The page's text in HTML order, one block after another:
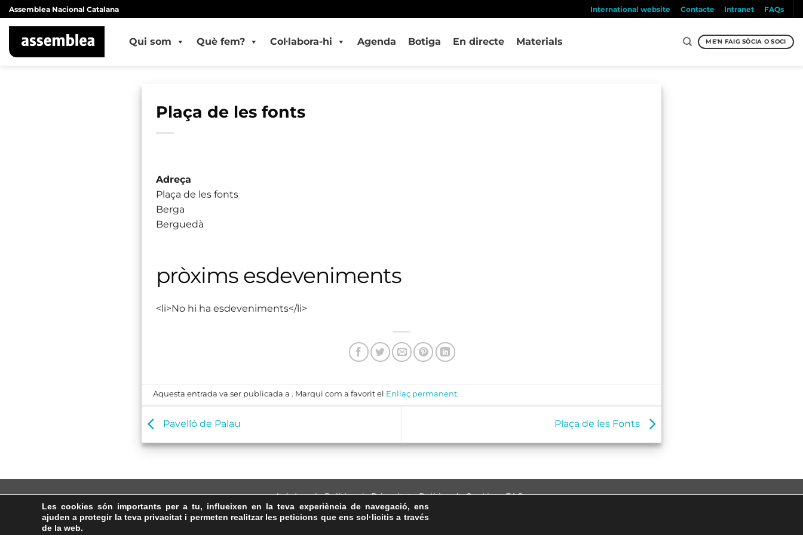
Skip
to
content
Assemblea Nacional Catalana International website Contacte Intranet FAQs
Qui som Què fem? Col·labora-hi Agenda Botiga En directe Materials ME'N FAIG SÒCIA O SOCI
Plaça de les fonts
Adreça
Plaça de les fonts
Berga
Berguedà
pròxims esdeveniments
<li>No hi ha esdeveniments</li>
Aquesta entrada va ser publicada a . Marqui com a favorit el Enllaç permanent.
Pavelló de Palau Plaça de les Fonts
Avís Legal·Política de Privacitat·Política de Cookies·FAQs
ASSEMBLEA NACIONAL CATALANA
Les cookies són importants per a tu, influeixen en la teva experiència de navegació, ens
ajuden a protegir la teva privacitat i permeten realitzar les peticions que ens sol·licitis a través
de la web.